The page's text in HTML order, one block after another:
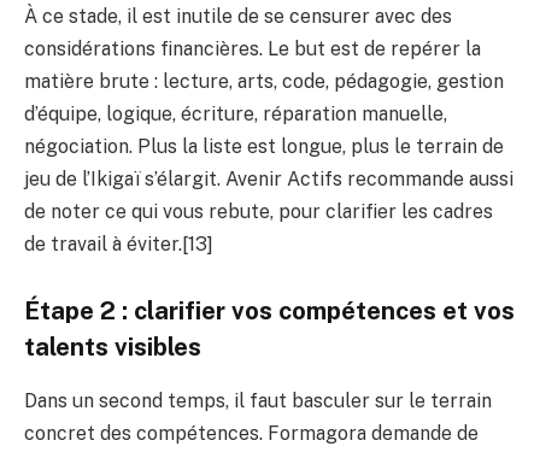
À ce stade, il est inutile de se censurer avec des
considérations financières. Le but est de repérer la
matière brute : lecture, arts, code, pédagogie, gestion
d’équipe, logique, écriture, réparation manuelle,
négociation. Plus la liste est longue, plus le terrain de
jeu de l’Ikigaï s’élargit. Avenir Actifs recommande aussi
de noter ce qui vous rebute, pour clarifier les cadres
de travail à éviter.[13]
Étape 2 : clarifier vos compétences et vos
talents visibles
Dans un second temps, il faut basculer sur le terrain
concret des compétences. Formagora demande de